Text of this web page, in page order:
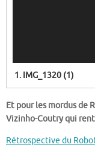
1. IMG_1320 (1)
Et pour les mordus de
Vizinho-Coutry qui
Rétrospective du